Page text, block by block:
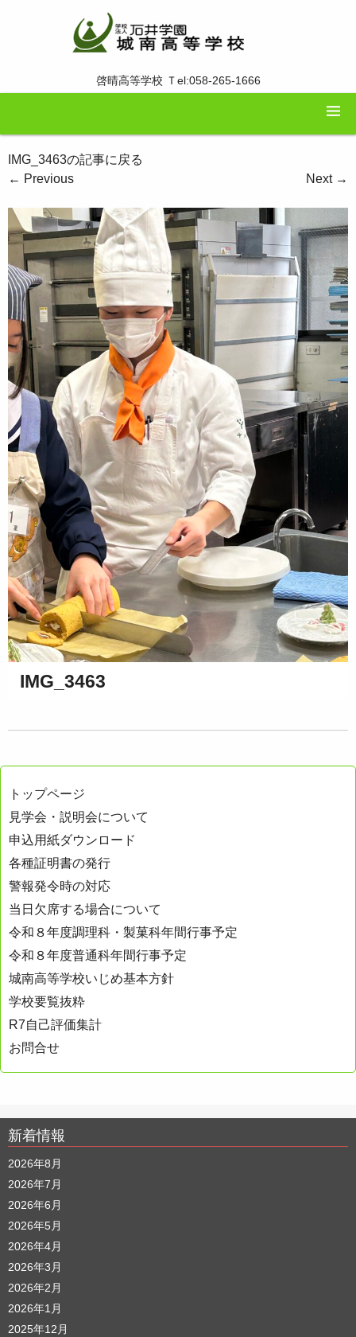
啓晴高等学校 Ｔel:058-265-1666
IMG_3463の記事に戻る
← Previous Next →
IMG_3463
トップページ
見学会・説明会について
申込用紙ダウンロード
各種証明書の発行
警報発令時の対応
当日欠席する場合について
令和８年度調理科・製菓科年間行事予定
令和８年度普通科年間行事予定
城南高等学校いじめ基本方針
学校要覧抜粋
R7自己評価集計
お問合せ
新着情報
2026年8月
2026年7月
2026年6月
2026年5月
2026年4月
2026年3月
2026年2月
2026年1月
2025年12月